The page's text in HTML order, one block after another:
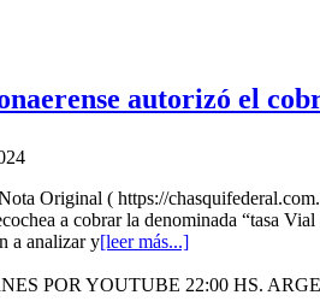
autorizó el
Original ( https://
a cobrar la denominada “tasa
a analizar y[leer más...]
POR YOUTUBE 22:00 HS.